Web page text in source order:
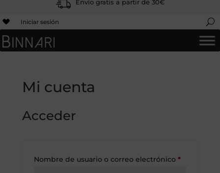
Envío gratis a partir de 30€
Iniciar sesión
Mi cuenta
Acceder
Nombre de usuario o correo electrónico *Obligatorio